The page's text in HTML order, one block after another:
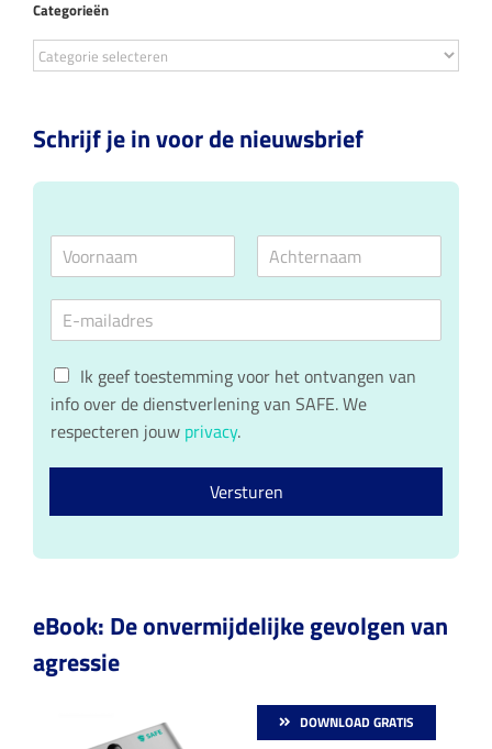
Categorieën
Categorieën
Schrijf je in voor de nieuwsbrief
N
*
o
r
a
m
c
t
r
a
E
l
*
G
D
P
R
c
*
Ik geef toestemming voor het ontvangen van
info over de dienstverlening van SAFE. We
respecteren jouw privacy.
Versturen
eBook: De onvermijdelijke gevolgen van
agressie
DOWNLOAD GRATIS